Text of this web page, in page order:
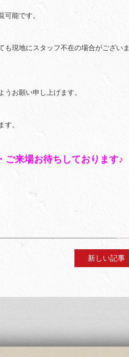
能です。
も現地にスタッフ不在の場合がございま
お願い申し上げます。
。
ご来場お待ちしております♪
新しい記事